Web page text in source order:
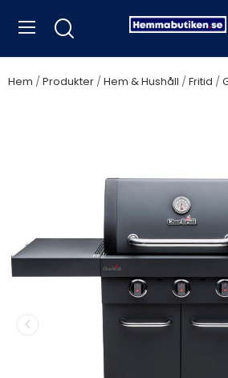
Hem Produkter Hem & Hushåll Fritid